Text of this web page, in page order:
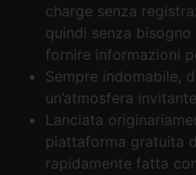
charge senza
quindi senza
fornire informazioni
Sempre indomabile,
un’atmosfera
Lanciata
piattaforma gratuita
rapidamente fatta